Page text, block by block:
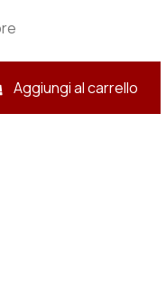
Aggiungi al carrello